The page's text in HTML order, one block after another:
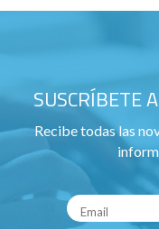
SUSCRÍBETE
Recibe todas las